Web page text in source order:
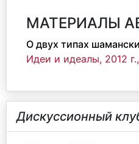
МАТЕРИАЛЫ
О двух типах
Идеи и идеалы, 2012
Дискуссионный